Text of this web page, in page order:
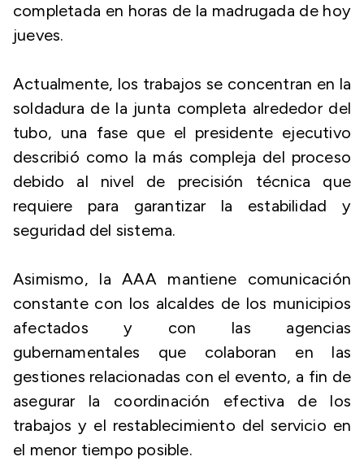
completada en horas de la madrugada de hoy
jueves.
Actualmente, los trabajos se concentran en la
soldadura de la junta completa alrededor del
tubo, una fase que el presidente ejecutivo
describió como la más compleja del proceso
debido al nivel de precisión técnica que
requiere para garantizar la estabilidad y
seguridad del sistema.
Asimismo, la AAA mantiene comunicación
constante con los alcaldes de los municipios
afectados y con las agencias
gubernamentales que colaboran en las
gestiones relacionadas con el evento, a fin de
asegurar la coordinación efectiva de los
trabajos y el restablecimiento del servicio en
el menor tiempo posible.